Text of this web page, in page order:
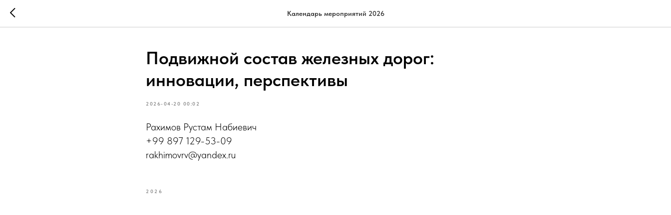
Календарь мероприятий 2026
Подвижной состав железных дорог:
инновации, перспективы
2026-04-20 00:02
Рахимов Рустам Набиевич
+99 897 129-53-09
rakhimovrv@yandex.ru
2026